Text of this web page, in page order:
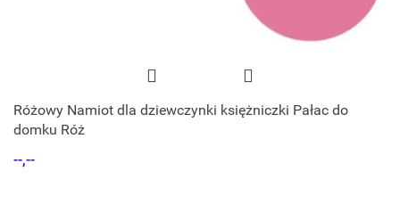
Różowy Namiot dla dziewczynki księżniczki Pałac do
domku Róż
--,--